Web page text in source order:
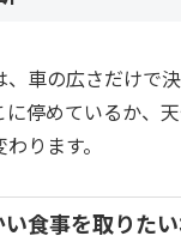
、車の広さだけで
に停めているか、
ります。
食事を取りた